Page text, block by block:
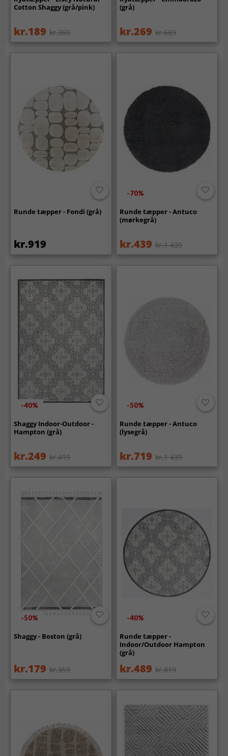
Cotton Shaggy (grå/pink)
kr.189 kr.369
(grå)
kr.269 kr.669
Runde tæpper - Fondi (grå)
kr.919
-70%
Runde tæpper - Antuco
(mørkegrå)
kr.439 kr.1 439
-40%
Shaggy Indoor-Outdoor -
Hampton (grå)
kr.249 kr.419
-50%
Runde tæpper - Antuco
(lysegrå)
kr.719 kr.1 439
-50%
Shaggy - Boston (grå)
kr.179 kr.359
-40%
Runde tæpper -
Indoor/Outdoor Hampton
(grå)
kr.489 kr.819